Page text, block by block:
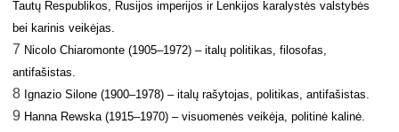
Tautų Respublikos, Rusijos imperijos ir Lenkijos karalystės valstybės
bei karinis veikėjas.
7 Nicolo Chiaromonte (1905–1972) – italų politikas, filosofas,
antifašistas.
8 Ignazio Silone (1900–1978) – italų rašytojas, politikas, antifašistas.
9 Hanna Rewska (1915–1970) –visuomenės veikėja, politinė kalinė.